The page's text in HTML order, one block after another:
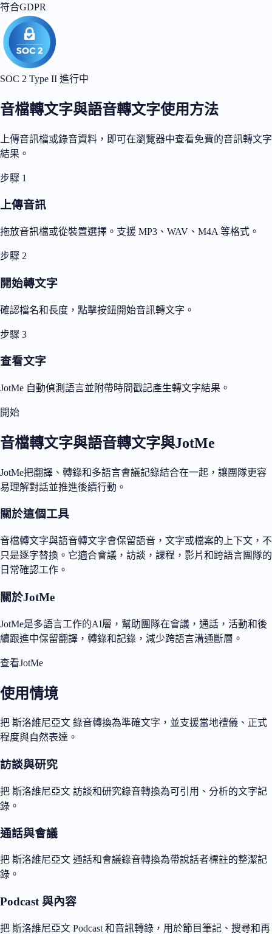
符合GDPR
SOC 2 Type II 進行中
音檔轉文字與語音轉文字使用方法
上傳音訊檔或錄音資料，即可在瀏覽器中查看免費的音訊轉文字
結果。
步驟 1
上傳音訊
拖放音訊檔或從裝置選擇。支援 MP3、WAV、M4A 等格式。
步驟 2
開始轉文字
確認檔名和長度，點擊按鈕開始音訊轉文字。
步驟 3
查看文字
JotMe 自動偵測語言並附帶時間戳記產生轉文字結果。
開始
音檔轉文字與語音轉文字與JotMe
JotMe把翻譯、轉錄和多語言會議記錄結合在一起，讓團隊更容
易理解對話並推進後續行動。
關於這個工具
音檔轉文字與語音轉文字會保留語音，文字或檔案的上下文，不
只是逐字替換。它適合會議，訪談，課程，影片和跨語言團隊的
日常確認工作。
關於JotMe
JotMe是多語言工作的AI層，幫助團隊在會議，通話，活動和後
續跟進中保留翻譯，轉錄和記錄，減少跨語言溝通斷層。
查看JotMe
使用情境
把 斯洛維尼亞文 錄音轉換為準確文字，並支援當地禮儀、正式
程度與自然表達。
訪談與研究
把 斯洛維尼亞文 訪談和研究錄音轉換為可引用、分析的文字記
錄。
通話與會議
把 斯洛維尼亞文 通話和會議錄音轉換為帶說話者標註的整潔記
錄。
Podcast 與內容
把 斯洛維尼亞文 Podcast 和音訊轉錄，用於節目筆記、搜尋和再